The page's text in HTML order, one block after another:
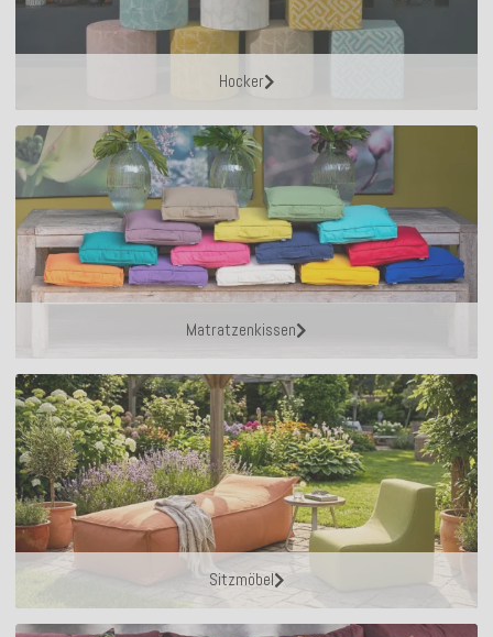
Hocker
Matratzenkissen
Sitzmöbel